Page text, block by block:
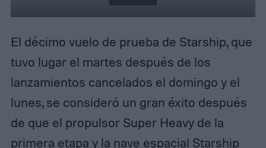
El décimo vuelo de prueba de Starship, que
tuvo lugar el martes después de los
lanzamientos cancelados el domingo y el
lunes, se consideró un gran éxito después
de que el propulsor Super Heavy de la
primera etapa y la nave espacial Starship